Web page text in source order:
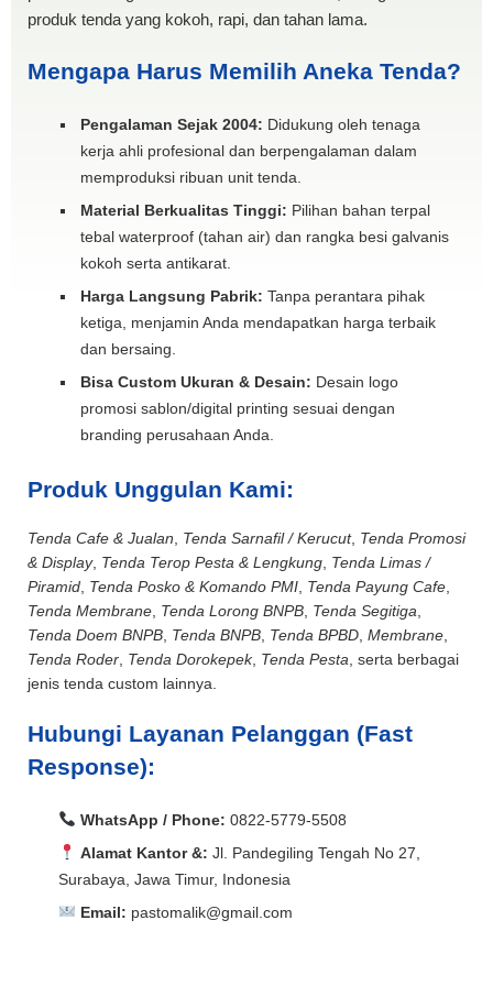
produk tenda yang kokoh, rapi, dan tahan lama.
Mengapa Harus Memilih Aneka Tenda?
Pengalaman Sejak 2004: Didukung oleh tenaga
kerja ahli profesional dan berpengalaman dalam
memproduksi ribuan unit tenda.
Material Berkualitas Tinggi: Pilihan bahan terpal
tebal waterproof (tahan air) dan rangka besi galvanis
kokoh serta antikarat.
Harga Langsung Pabrik: Tanpa perantara pihak
ketiga, menjamin Anda mendapatkan harga terbaik
dan bersaing.
Bisa Custom Ukuran & Desain: Desain logo
promosi sablon/digital printing sesuai dengan
branding perusahaan Anda.
Produk Unggulan Kami:
Tenda Cafe & Jualan Tenda Sarnafil / Kerucut, Tenda Promosi
& Display, Tenda Terop Pesta & Lengkung Tenda Limas /
Piramid Tenda Posko & Komando PMI Tenda Payung Cafe
Tenda Membrane Tenda Lorong BNPB Tenda Segitiga
Tenda Doem BNPB Tenda BNPB Tenda BPBD Membrane
Tenda Roder Tenda Dorokepek, Tenda Pesta , serta berbagai
jenis tenda custom lainnya.
Hubungi Layanan Pelanggan (Fast
Response):
WhatsApp / Phone: 0822-5779-5508
Alamat Kantor &: Jl. Pandegiling Tengah No 27,
Surabaya, Jawa Timur, Indonesia
Email: pastomalik@gmail.com